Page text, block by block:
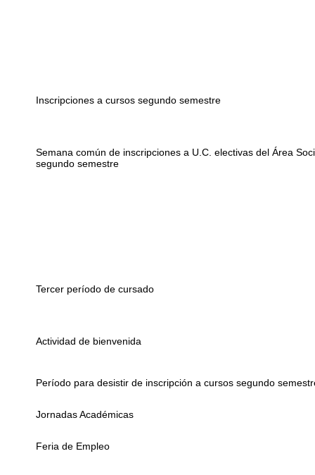
Inscripciones a cursos segundo semestre
Semana común de inscripciones a U.C. electivas del Área
segundo semestre
Tercer período de cursado
Actividad de bienvenida
Período para desistir de inscripción a cursos segundo
Jornadas Académicas
Feria de Empleo